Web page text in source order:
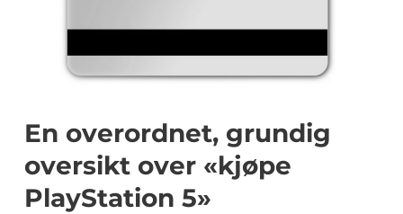
En overordnet, grundig
oversikt over «kjøpe
PlayStation 5»